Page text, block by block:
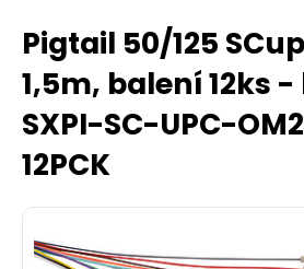
Pigtail 50/125
1,5m, balení 12ks
SXPI-SC-UPC-
12PCK